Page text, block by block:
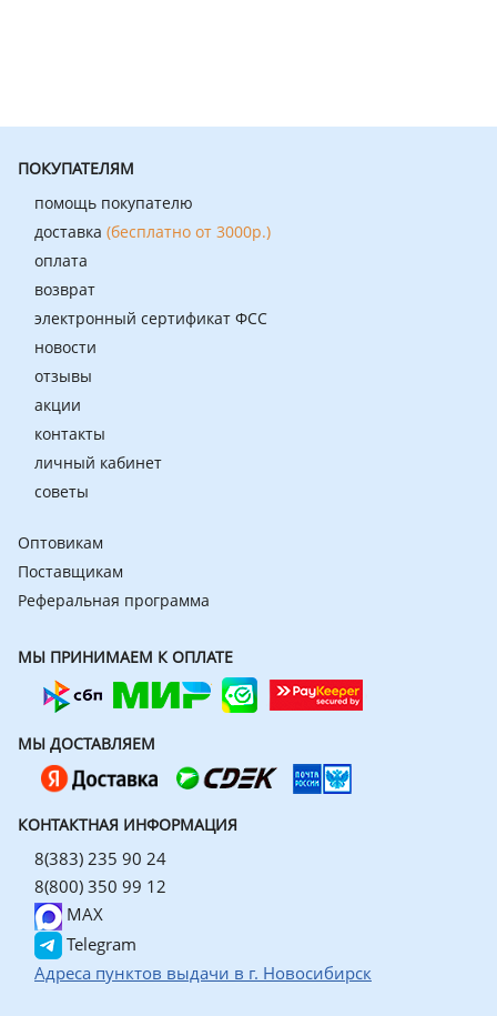
ПОКУПАТЕЛЯМ
помощь покупателю
доставка (бесплатно от 3000р.)
оплата
возврат
электронный сертификат ФСС
новости
отзывы
акции
контакты
личный кабинет
советы
Оптовикам
Поставщикам
Реферальная программа
МЫ ПРИНИМАЕМ К ОПЛАТЕ
МЫ ДОСТАВЛЯЕМ
КОНТАКТНАЯ ИНФОРМАЦИЯ
8(383) 235 90 24
8(800) 350 99 12
MAX
Telegram
Адреса пунктов выдачи в г. Новосибирск